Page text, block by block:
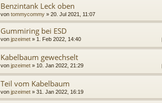
Benzintank Leck oben
von tommycommy » 20. Jul 2021, 11:07
Gummiring bei ESD
von jpzeimet » 1. Feb 2022, 14:40
Kabelbaum gewechselt
von jpzeimet » 10. Jan 2022, 21:29
Teil vom Kabelbaum
von jpzeimet » 31. Jan 2022, 16:19